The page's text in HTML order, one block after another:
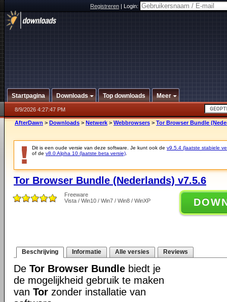
Registreren|Login:
Startpagina Downloads Top downloads Meer
8/9/2026 4:27:47 PM
AfterDawn > Downloads > Netwerk > Webbrowsers > Tor Browser Bundle
Dit is een oude versie van deze software. Je kunt ook de v9.5.4 (laatste stabiele
of de v8.0 Alpha 10 (laatste beta versie)
Tor Browser Bundle (Nederlands) v7.5.6
Freeware
Vista / Win10 / Win7 / Win8 / WinXP
Beschrijving Informatie Alle versies Reviews
De Tor Browser Bundle biedt je
de mogelijkheid gebruik te maken
van Tor zonder installatie van